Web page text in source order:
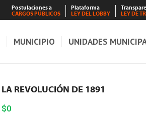
Postulaciones a
CARGOS PÚBLICOS
Plataforma
LEY DEL LOBBY
LEY DE
MUNICIPIO UNIDADES
LA REVOLUCIÓN DE 1891
$0